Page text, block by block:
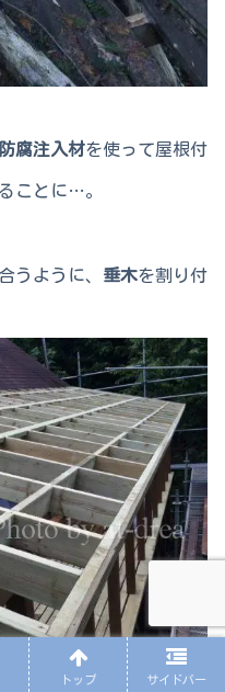
防腐注入材を使って屋根付
ことに…。
うように、 垂木を割り付
トップ サイドバー